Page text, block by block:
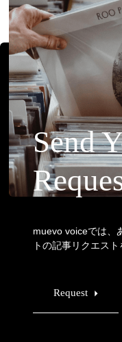
Send
muevo voiceでは、
トの記事リクエス
Request